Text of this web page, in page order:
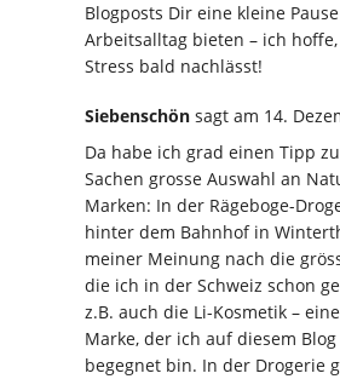
Blogposts Dir eine kleine
Arbeitsalltag bieten – ich
Stress bald nachlässt!
Siebenschön sagt am 14.
Da habe ich grad einen Tipp
Sachen grosse Auswahl an
Marken: In der Rägeboge-
hinter dem Bahnhof in
meiner Meinung nach die
die ich in der Schweiz schon
z.B. auch die Li-Kosmetik –
Marke, der ich auf diesem
begegnet bin. In der Drogerie